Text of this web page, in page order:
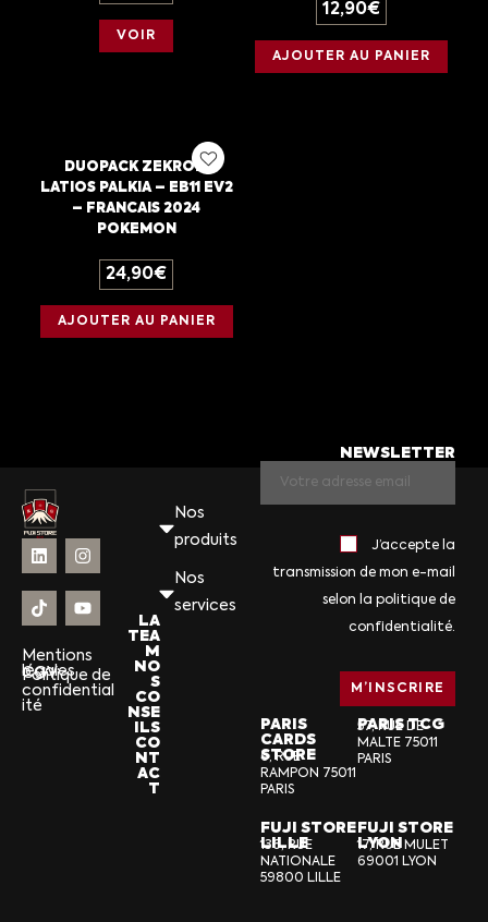
VOIR
12,90€
AJOUTER AU PANIER
DUOPACK ZEKROM
LATIOS PALKIA – EB11 EV2
– FRANCAIS 2024
POKEMON
24,90€
AJOUTER AU PANIER
Mentions
légales
CGV
Politique de
confidential
ité
Nos
produits
Nos
services
LA
TEA
M
NO
S
CO
NSE
ILS
CO
NT
AC
T
NEWSLETTER
J’accepte la
transmission de mon e-mail
selon la politique de
confidentialité.
PARIS
CARDS
STORE
6, RUE
RAMPON 75011
PARIS
PARIS TCG
57, RUE DE
MALTE 75011
PARIS
FUJI STORE
LILLE
136, RUE
NATIONALE
59800 LILLE
FUJI STORE
LYON
17, RUE MULET
69001 LYON